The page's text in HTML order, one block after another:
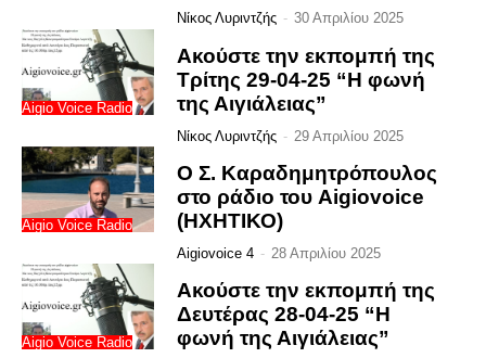
Νίκος Λυριντζής - 30 Απριλίου 2025
Aigio Voice Radio
Ακούστε την εκπομπή της
Τρίτης 29-04-25 “Η φωνή
της Αιγιάλειας”
Νίκος Λυριντζής - 29 Απριλίου 2025
Aigio Voice Radio
Ο Σ. Καραδημητρόπουλος
στο ράδιο του Aigiovoice
(ΗΧΗΤΙΚΟ)
Aigiovoice 4 - 28 Απριλίου 2025
Aigio Voice Radio
Ακούστε την εκπομπή της
Δευτέρας 28-04-25 “Η
φωνή της Αιγιάλειας”